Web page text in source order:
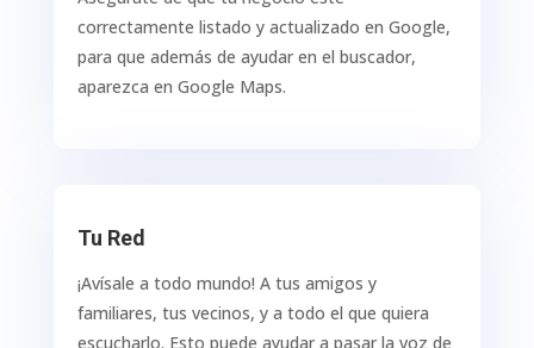
correctamente listado y actualizado en Google,
para que además de ayudar en el buscador,
aparezca en Google Maps.
Tu Red
¡Avísale a todo mundo! A tus amigos y
familiares, tus vecinos, y a todo el que quiera
escucharlo. Esto puede ayudar a pasar la voz de